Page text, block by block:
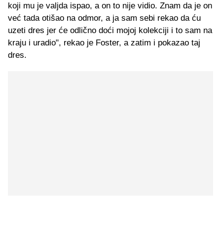
koji mu je valjda ispao, a on to nije vidio. Znam da je on
već tada otišao na odmor, a ja sam sebi rekao da ću
uzeti dres jer će odlično doći mojoj kolekciji i to sam na
kraju i uradio", rekao je Foster, a zatim i pokazao taj
dres.